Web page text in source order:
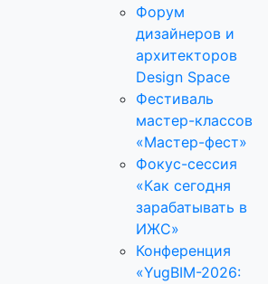
Форум
дизайнеров и
архитекторов
Design Space
Фестиваль
мастер-классов
«Мастер-фест»
Фокус-сессия
«Как сегодня
зарабатывать в
ИЖС»
Конференция
«YugBIM-2026: